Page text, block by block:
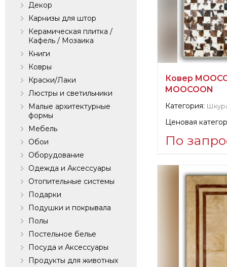
Декор
Карнизы для штор
Керамическая плитка /
Кафель / Мозаика
Книги
Ковры
Краски/Лаки
Люстры и светильники
Малые архитектурные
формы
Мебель
Обои
Оборудование
Одежда и Аксессуары
Отопительные системы
Подарки
Подушки и покрывала
Полы
Постельное белье
Посуда и Аксессуары
Продукты для животных
Ковер
MOOCOON
Категория:
Ценовая
По
Информация о
verified company
SILK AVENUE
Производитель: